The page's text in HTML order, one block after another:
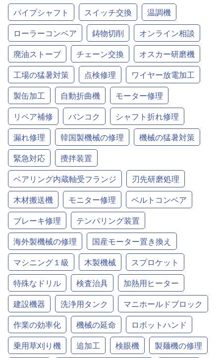
パイプシャフト
スイッチ交換
温調機
ローラーコンベア
鋳物切削
オンライン相談
廃油ストーブ
チェーン交換
オスカー研磨機
工場の猛暑対策
点検修理
ワイヤー放電加工
製缶加工
自動折曲機
モーター修理
リペア補修
バンコク
シャフト折れ修理
漏れ修理
韓国製機械の修理
機械の猛暑対策
緊急対応
攪拌装置
ベアリング内蔵軸受フランジ
刃先研磨処理
木材搬送機
モニター修理
ベルトコンベア
ブレーキ修理
テンパリング装置
海外製機械の修理
国産モーター置き換え
マシニング１級
木製機械
スプロケット
特殊なドリル
検査治具
加熱用ヒーター
建設機器
洗浄用タンク
マニホールドブロック
作業の効率化
機械の延命
ロボットハンド
乗用草刈り機
追加工 検眼機
製麺機の修理